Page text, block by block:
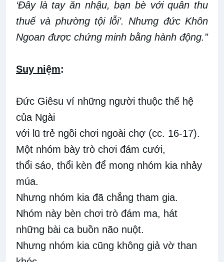
‘Ðây là tay ăn nhậu, bạn bè với quân thu
thuế và phường tội lỗi’. Nhưng đức Khôn
Ngoan được chứng minh bằng hành động.”
Suy niệm:
Đức Giêsu ví những người thuộc thế hệ
của Ngài
với lũ trẻ ngồi chơi ngoài chợ (cc. 16-17).
Một nhóm bày trò chơi đám cưới,
thổi sáo, thổi kèn để mong nhóm kia nhảy
múa.
Nhưng nhóm kia đã chẳng tham gia.
Nhóm này bèn chơi trò đám ma, hát
những bài ca buồn não nuột.
Nhưng nhóm kia cũng không giả vờ than